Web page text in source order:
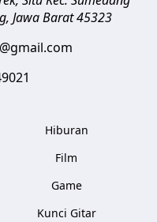
, Jawa Barat 45323
Hiburan
Film
Game
Kunci Gitar